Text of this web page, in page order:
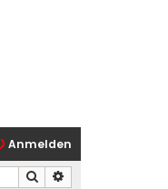
Anmelden
Suche